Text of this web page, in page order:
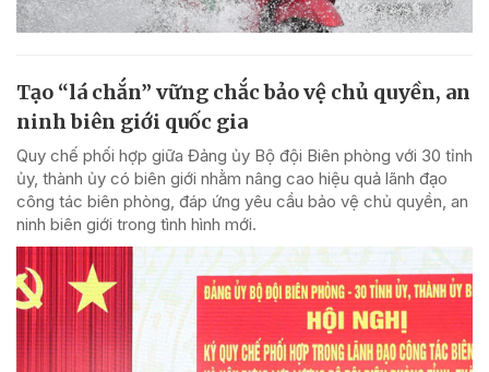
Tạo “lá chắn” vững chắc bảo vệ chủ quyền, an
ninh biên giới quốc gia
Quy chế phối hợp giữa Đảng ủy Bộ đội Biên phòng với 30 tỉnh
ủy, thành ủy có biên giới nhằm nâng cao hiệu quả lãnh đạo
công tác biên phòng, đáp ứng yêu cầu bảo vệ chủ quyền, an
ninh biên giới trong tình hình mới.